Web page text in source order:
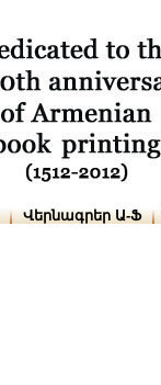
Վերնագրեր Ա-Ֆ